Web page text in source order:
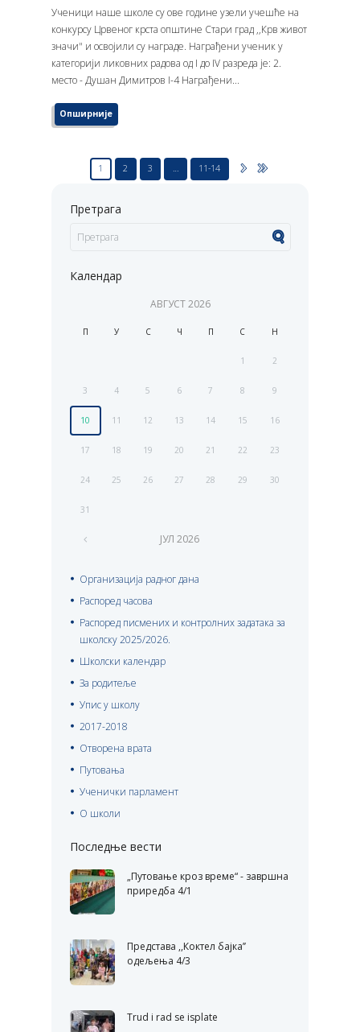
Ученици наше школе су ове године узели учешће на
конкурсу Црвеног крста општине Стари град ,,Крв живот
значи" и освојили су награде. Награђени ученик у
категорији ликовних радова од I до IV разреда је: 2.
место - Душан Димитров I-4 Награђени...
Опширније
1 2 3 … 11-14
Претрага
Календар
АВГУСТ2026
П У С Ч П С Н
1 2
3 4 5 6 7 8 9
10 11 12 13 14 15 16
17 18 19 20 21 22 23
24 25 26 27 28 29 30
31
ЈУЛ 2026
Организација радног дана
Распоред часова
Распоред писмених и контролних задатака за
школску 2025/2026.
Школски календар
За родитеље
Упис у школу
2017-2018
Отворена врата
Путовања
Ученички парламент
О школи
Последње вести
„Путовање кроз време“ - завршна
приредба 4/1
Представа ,,Коктел бајка’’
одељења 4/3
Trud i rad se isplate